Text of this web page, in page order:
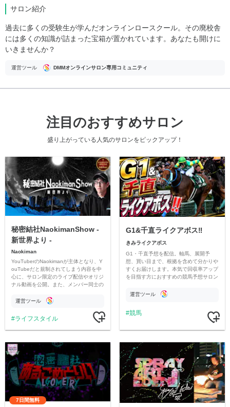
サロン紹介
過去に多くの受験生が学んだオンラインロースクール。その廃校舎
には多くの知識が詰まった宝箱が置かれています。あなたも開けに
いきませんか？
運営ツール DMMオンラインサロン専用コミュニティ
注目のおすすめサロン
盛り上がっている人気のサロンをピックアップ！
秘密結社NaokimanShow -
新世界より -
Naokiman
YouTuberのNaokimanが主体となり、Y
ouTubeだと規制されてしまう内容を中
心に、サロン限定のライブ配信やオリジ
ナル動画を公開。また、メンバー同士の
ただいています。
運営ツール
ライフスタイル
G1&千直ライクアボス‼️
きみライクアボス
G1・千直予想を配信。軸馬、展開予
想、買い目まで、根拠を含めて分かりや
すくお届けします。本気で回収率アップ
を目指す方におすすめの競馬予想サロン
運営ツール
競馬
7日間無料